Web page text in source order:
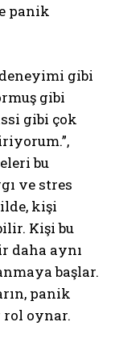
panik
gibi
gibi
gibi çok
bu
ve stres
kişi
Kişi bu
daha aynı
başlar.
panik
oynar.